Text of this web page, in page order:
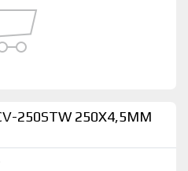
250STW 250X4,5MM